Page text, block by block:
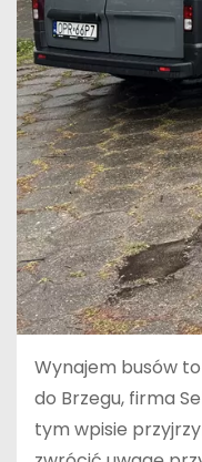
Wynajem busów
do Brzegu, firma
tym wpisie